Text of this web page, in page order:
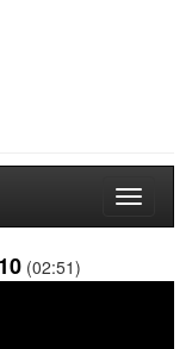
Toggle
(02:51)